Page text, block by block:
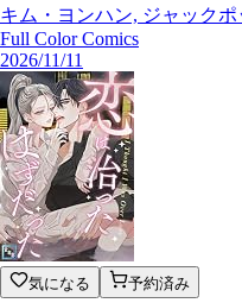
キム・ヨンハン, ジャックポ
Full Color Comics
2026/11/11
気になる 予約済み